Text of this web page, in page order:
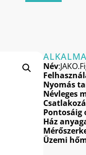
Név
Nyomás
Névleges
Pontosáig
Ház
Üzemi